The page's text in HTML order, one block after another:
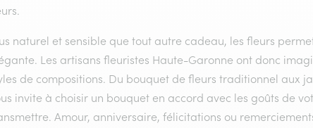
naturel et sensible que tout autre cadeau, les fleurs
Les artisans fleuristes Haute-Garonne ont donc
de compositions. Du bouquet de fleurs traditionnel aux
invite à choisir un bouquet en accord avec les goûts de
Amour, anniversaire, félicitations ou